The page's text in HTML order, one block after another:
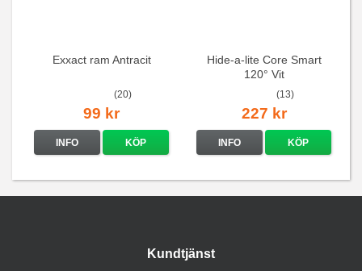
Exxact ram Antracit
(20)
99 kr
INFO KÖP
Hide-a-lite Core Smart
120° Vit
(13)
227 kr
INFO KÖP
Kundtjänst